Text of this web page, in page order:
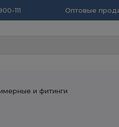
111 Оптовые
и фитинги